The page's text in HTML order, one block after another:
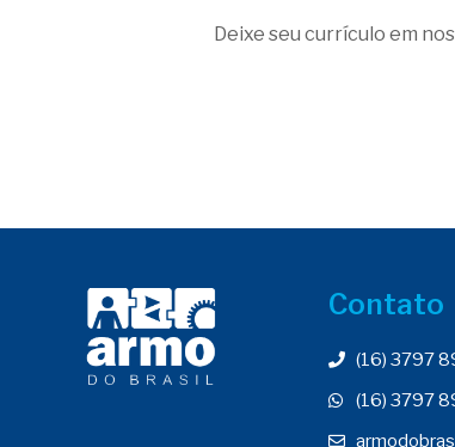
Deixe seu currículo em
Contato
(16) 3797
(16) 3797